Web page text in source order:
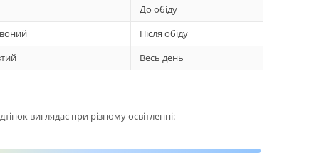
До обіду
Після обіду
Весь день
виглядає при різному освітленні: